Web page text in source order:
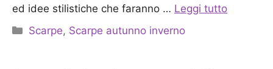
ed idee stilistiche che faranno … Leggi tutto
Categorie
Scarpe, Scarpe autunno inverno